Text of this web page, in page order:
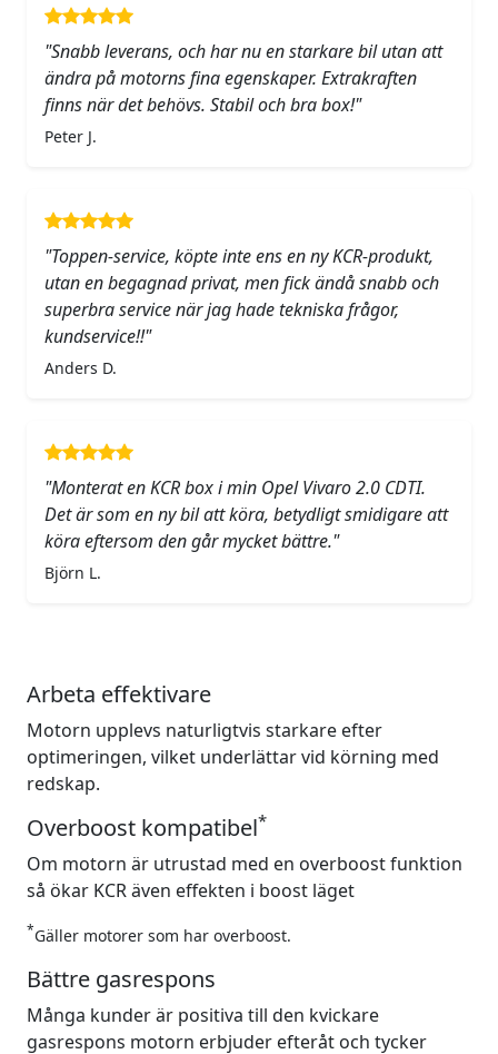
"Snabb leverans, och har nu en starkare bil utan att
ändra på motorns fina egenskaper. Extrakraften
finns när det behövs. Stabil och bra box!"
Peter J.
"Toppen-service, köpte inte ens en ny KCR-produkt,
utan en begagnad privat, men fick ändå snabb och
superbra service när jag hade tekniska frågor,
kundservice!!"
Anders D.
"Monterat en KCR box i min Opel Vivaro 2.0 CDTI.
Det är som en ny bil att köra, betydligt smidigare att
köra eftersom den går mycket bättre."
Björn L.
Arbeta effektivare
Motorn upplevs naturligtvis starkare efter
optimeringen, vilket underlättar vid körning med
redskap.
Overboost kompatibel*
Om motorn är utrustad med en overboost funktion
så ökar KCR även effekten i boost läget
*Gäller motorer som har overboost.
Bättre gasrespons
Många kunder är positiva till den kvickare
gasrespons motorn erbjuder efteråt och tycker